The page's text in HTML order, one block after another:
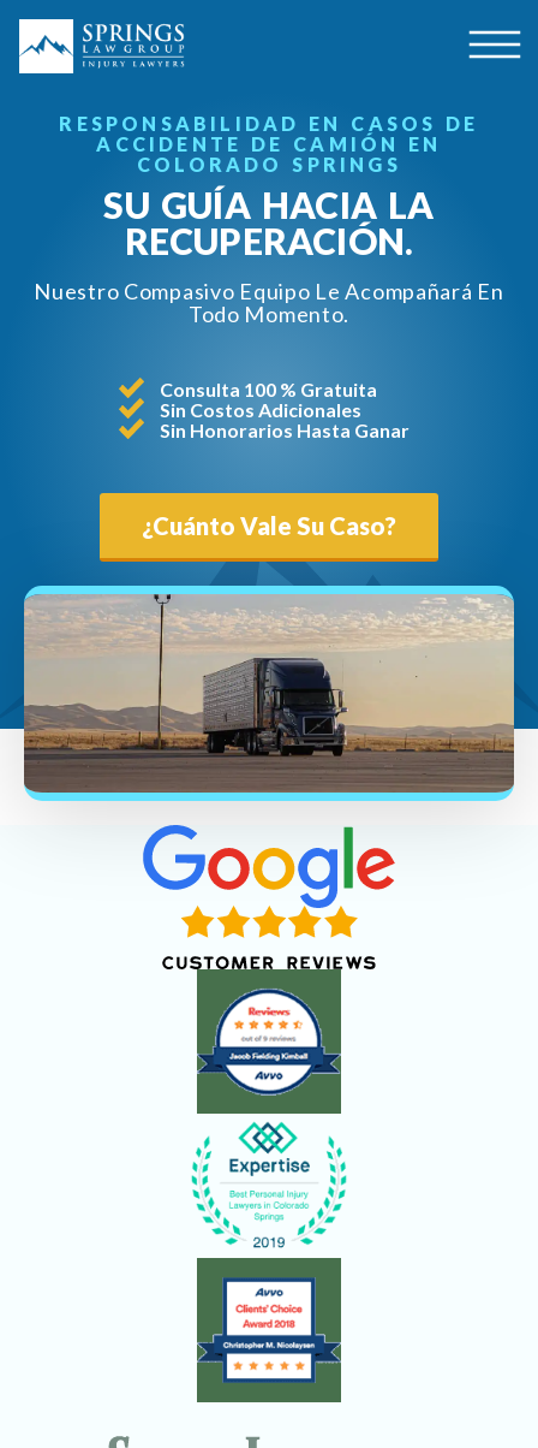
RESPONSABILIDAD EN CASOS DE
ACCIDENTE DE CAMIÓN EN
COLORADO SPRINGS
SU GUÍA HACIA LA
RECUPERACIÓN.
Nuestro Compasivo Equipo Le Acompañará En
Todo Momento.
Consulta 100 % Gratuita
Sin Costos Adicionales
Sin Honorarios Hasta Ganar
¿Cuánto Vale Su Caso?